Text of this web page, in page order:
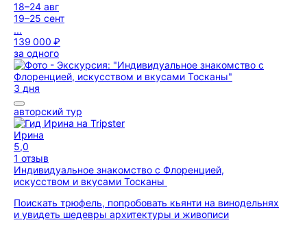
18–24 авг
19–25 сент
...
139 000 ₽
за одного
3 дня
авторский тур
Ирина
5,0
1 отзыв
Индивидуальное знакомство с Флоренцией,
искусством и вкусами Тосканы
Поискать трюфель, попробовать кьянти на винодельнях
и увидеть шедевры архитектуры и живописи